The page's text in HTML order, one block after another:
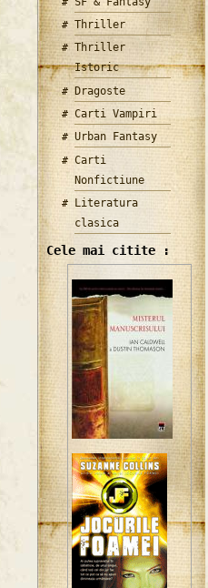
Thriller
Thriller
Istoric
Dragoste
Carti Vampiri
Urban Fantasy
Carti
Nonfictiune
Literatura
clasica
Cele mai citite :